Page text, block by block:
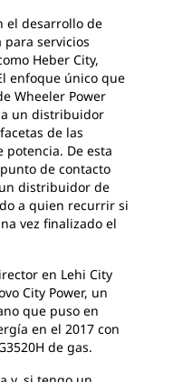
el desarrollo de
servicios
Heber City,
enfoque único que
Wheeler Power
a un distribuidor
de las
potencia. De esta
de contacto
distribuidor de
a quien recurrir si
vez finalizado el
en Lehi City
City Power, un
que puso en
en el 2017 con
de gas.